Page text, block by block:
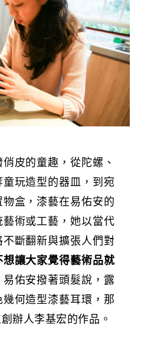
皮的童趣，從陀螺、
玩造型的器皿，到宛
盒，漆藝在易佑安的
術或工藝，她以當代
斷翻新與擴張人們對
想讓大家覺得藝術品就
易佑安撥著頭髮說，露
何造型漆藝耳環，那
辦人李基宏的作品。